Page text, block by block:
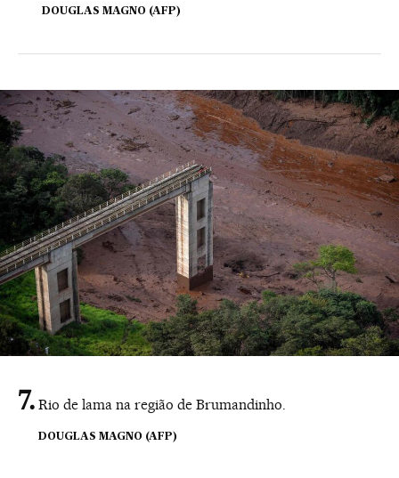
DOUGLAS MAGNO (AFP)
Rio de lama na região de Brumandinho.
DOUGLAS MAGNO (AFP)